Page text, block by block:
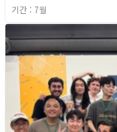
기간 : 7월